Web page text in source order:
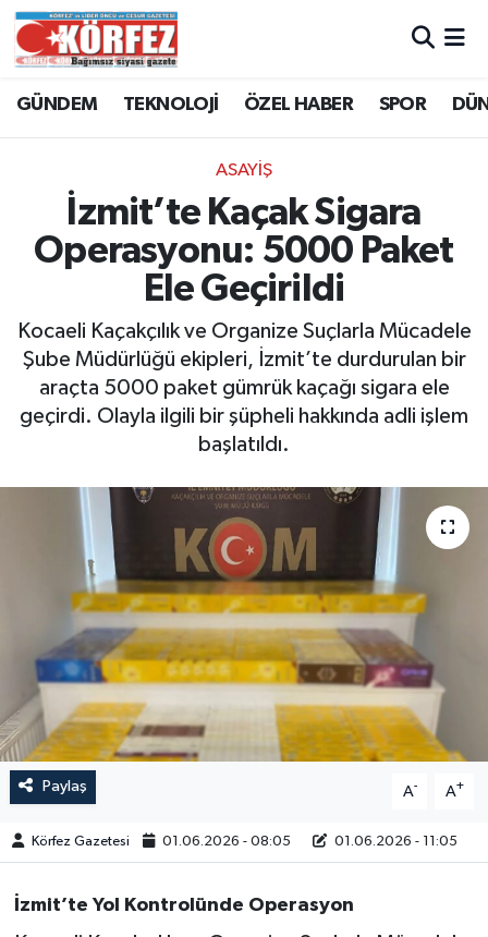
GÜNDEM TEKNOLOJİ ÖZEL HABER SPOR
ASAYİŞ
İzmit’te Kaçak Sigara
Operasyonu: 5000 Paket
Ele Geçirildi
Kocaeli Kaçakçılık ve Organize Suçlarla Mücadele
Şube Müdürlüğü ekipleri, İzmit’te durdurulan bir
araçta 5000 paket gümrük kaçağı sigara ele
geçirdi. Olayla ilgili bir şüpheli hakkında adli işlem
başlatıldı.
Paylaş A- A+
Körfez Gazetesi 01.06.2026 - 08:05 01.06.2026 - 11:05
İzmit’te Yol Kontrolünde Operasyon
Trafik Durumu
Süper Lig Puan Durumu ve Fikstür
Tüm Manşetler
Son Dakika Haberleri
Haber Arşivi